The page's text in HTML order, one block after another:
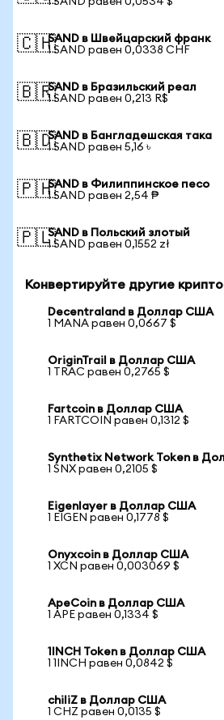
🇨🇭SAND в Швейцарский франк
1 SAND равен 0,0338 CHF
🇧🇷SAND в Бразильский реал
1 SAND равен 0,213 R$
🇧🇩SAND в Бангладешская така
1 SAND равен 5,16 ৳
🇵🇭SAND в Филиппинское песо
1 SAND равен 2,54 ₱
🇵🇱SAND в Польский злотый
1 SAND равен 0,1552 zł
Конвертируйте другие
Decentraland в Доллар США
1 MANA равен 0,0667 $
OriginTrail в Доллар США
1 TRAC равен 0,2765 $
Fartcoin в Доллар США
1 FARTCOIN равен 0,1312 $
Synthetix Network Token в
1 SNX равен 0,2105 $
Eigenlayer в Доллар США
1 EIGEN равен 0,1778 $
Onyxcoin в Доллар США
1 XCN равен 0,003069 $
ApeCoin в Доллар США
1 APE равен 0,1334 $
1INCH Token в Доллар США
1 1INCH равен 0,0842 $
chiliZ в Доллар США
1 CHZ равен 0,0135 $